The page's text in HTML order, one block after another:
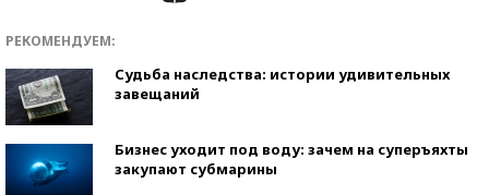
РЕКОМЕНДУЕМ:
Судьба наследства: истории удивительных
завещаний
Бизнес уходит под воду: зачем на суперъяхты
закупают субмарины